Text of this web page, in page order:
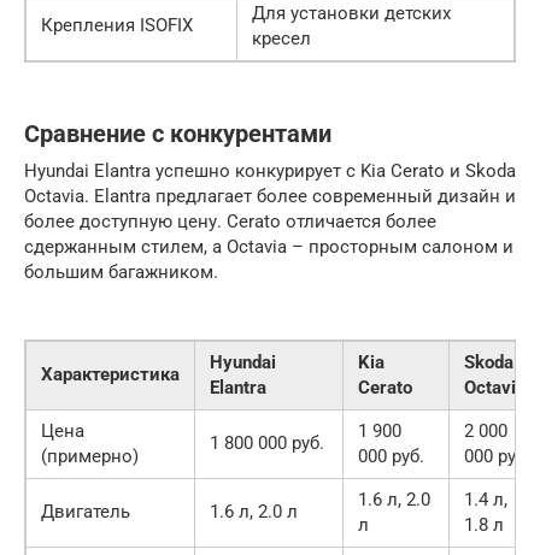
Крепления ISOFIX
Для установки детских
кресел
Сравнение с конкурентами
Hyundai Elantra успешно конкурирует с Kia Cerato и Skoda
Octavia. Elantra предлагает более современный дизайн и
более доступную цену. Cerato отличается более
сдержанным стилем, а Octavia – просторным салоном и
большим багажником.
Характеристика
Hyundai
Elantra
Kia
Cerato
Skoda
Octavia
Цена
(примерно)
1 800 000 руб.
1 900
000 руб.
2 000
000 руб.
Двигатель 1.6 л, 2.0 л
1.6 л, 2.0
л
1.4 л,
1.8 л